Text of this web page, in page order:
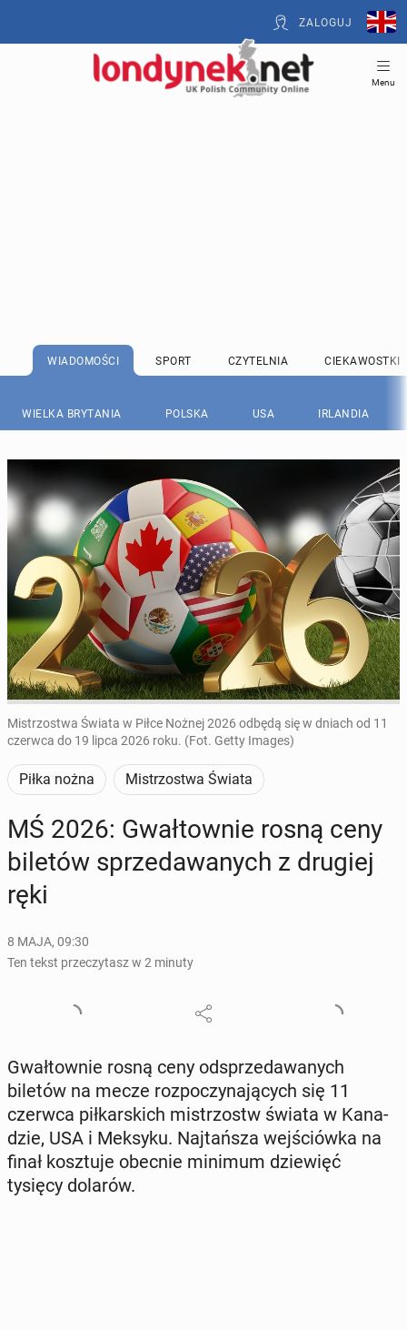
ZALOGUJ
Menu
WIADOMOŚCI SPORT CZYTELNIA CIEKAWOSTKI
WIELKA BRYTANIA POLSKA USA IRLANDIA
Mistrzostwa Świata w Piłce Nożnej 2026 odbędą się w dniach od 11
czerwca do 19 lipca 2026 roku. (Fot. Getty Images)
Piłka nożna Mistrzostwa Świata
MŚ 2026: Gwał­tow­nie rosną ceny
biletów sprze­da­wa­nych z drugiej
ręki
8 MAJA, 09:30
Ten tekst przeczytasz w 2 minuty
Gwał­tow­nie rosną ceny od­sprze­da­wa­nych
biletów na mecze roz­po­czy­na­ją­cych się 11
czerwca pił­kar­skich mi­strzostw świata w Ka­na­
dzie, USA i Meksyku. Naj­tań­sza wej­ściów­ka na
finał kosz­tu­je obecnie minimum dzie­więć
tysięcy dolarów.